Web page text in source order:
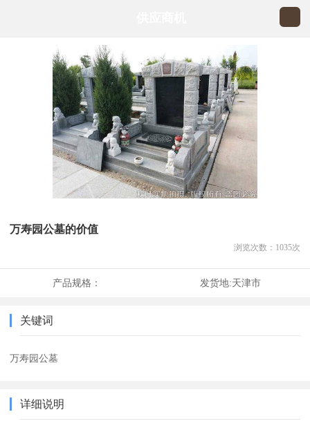
万寿园公墓的价值
浏览次数： 1035次
产品规格： 发货地:天津市
关键词
万寿园公墓
详细说明